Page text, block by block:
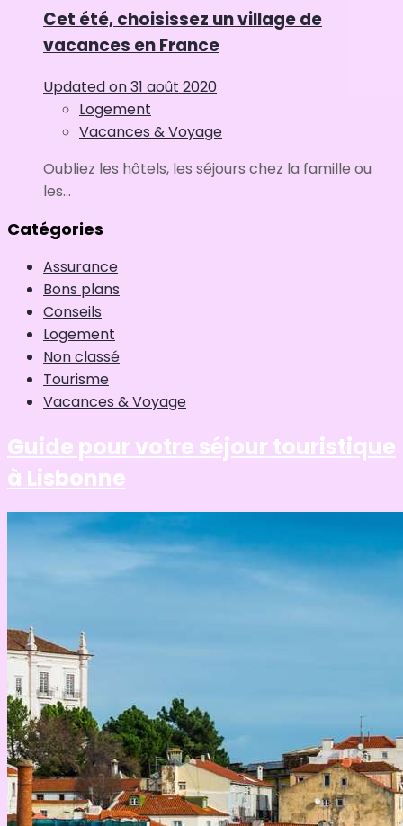
Cet été, choisissez un village de
vacances en France
Updated on31 août 2020
Logement
Vacances & Voyage
Oubliez les hôtels, les séjours chez la famille ou
les...
Catégories
Assurance
Bons plans
Conseils
Logement
Non classé
Tourisme
Vacances & Voyage
Guide pour votre séjour touristique
à Lisbonne